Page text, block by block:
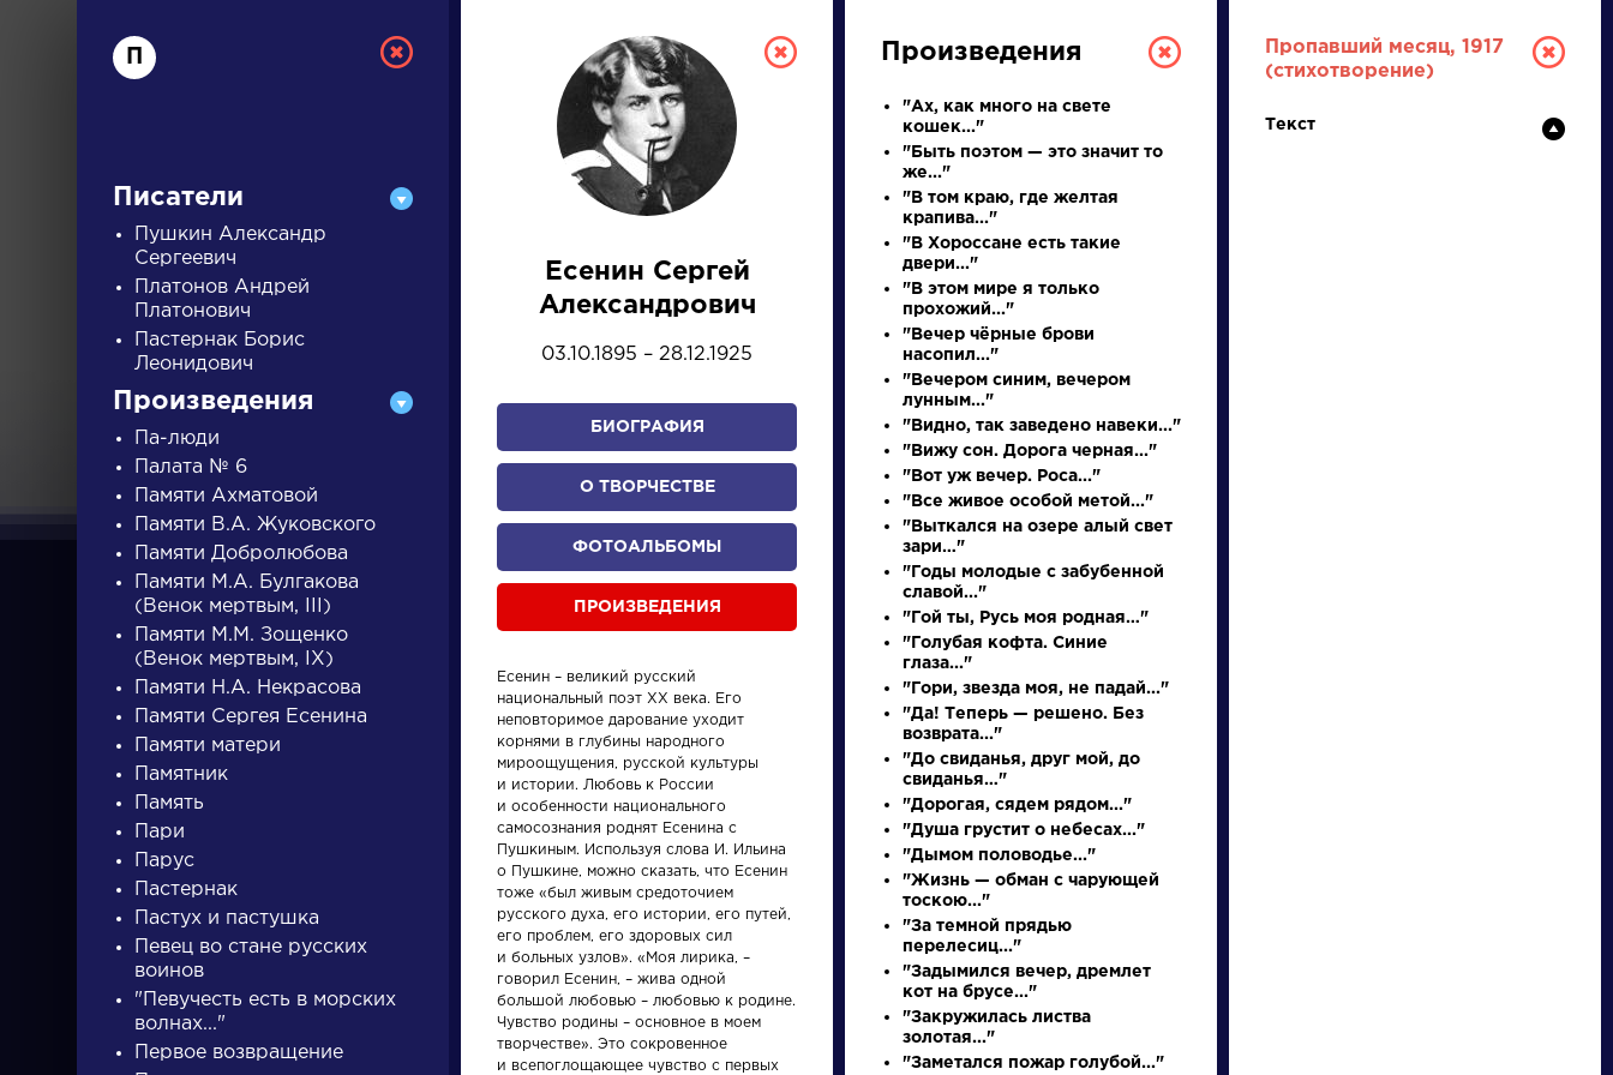
РУССКАЯ ЛИТЕРАТУРА
ДЛЯ ПРЕЗЕНТАЦИЙ, УРОКОВ И ЕГЭ
А Б З С Т У Ф Х
ПИСАТЕЛИ
произведения персонажи
Писатели
Гончаров Иван
Александрович
Словарь
деталь
Словарь
аллегория
Произведения
На птичку
П
Писатели
Пушкин Александр
Сергеевич
Платонов Андрей
Платонович
Пастернак Борис
Леонидович
Произведения
Па-люди
Палата № 6
Памяти Ахматовой
Памяти В.А. Жуковского
Памяти Добролюбова
Памяти М.А. Булгакова
(Венок мертвым, III)
Памяти М.М. Зощенко
(Венок мертвым, IX)
Памяти Н.А. Некрасова
Памяти Сергея Есенина
Памяти матери
Памятник
Память
Пари
Парус
Пастернак
Пастух и пастушка
Певец во стане русских
воинов
"Певучесть есть в морских
волнах..."
Первое возвращение
Есенин Сергей
Александрович
03.10.1895 – 28.12.1925
БИОГРАФИЯ
О ТВОРЧЕСТВЕ
ФОТОАЛЬБОМЫ
ПРОИЗВЕДЕНИЯ
Есенин – великий русский
национальный поэт XX века. Его
неповторимое дарование уходит
корнями в глубины народного
мироощущения, русской культуры
и истории. Любовь к России
и особенности национального
самосознания роднят Есенина с
Пушкиным. Используя слова И. Ильина
о Пушкине, можно сказать, что Есенин
тоже «был живым средоточием
русского духа, его истории, его путей,
его проблем, его здоровых сил
и больных узлов». «Моя лирика, –
говорил Есенин, – жива одной
большой любовью – любовью к родине.
Чувство родины – основное в моем
творчестве». Это сокровенное
и всепоглощающее чувство с первых
Произведения
"Ах, как много на свете
кошек..."
"Быть поэтом — это значит то
же..."
"В том краю, где желтая
крапива..."
"В Хороссане есть такие
двери..."
"В этом мире я только
прохожий..."
"Вечер чёрные брови
насопил..."
"Вечером синим, вечером
лунным..."
"Видно, так заведено навеки..."
"Вижу сон. Дорога черная..."
"Вот уж вечер. Роса..."
"Все живое особой метой..."
"Выткался на озере алый свет
зари…"
"Годы молодые с забубенной
славой..."
"Гой ты, Русь моя родная…"
"Голубая кофта. Синие
глаза..."
"Гори, звезда моя, не падай..."
"Да! Теперь — решено. Без
возврата..."
"До свиданья, друг мой, до
свиданья…"
"Дорогая, сядем рядом..."
"Душа грустит о небесах..."
"Дымом половодье..."
"Жизнь — обман с чарующей
тоскою..."
"За темной прядью
перелесиц..."
"Задымился вечер, дремлет
кот на брусе..."
"Закружилась листва
золотая..."
"Заметался пожар голубой..."
Пропавший месяц, 1917
(стихотворение)
Текст